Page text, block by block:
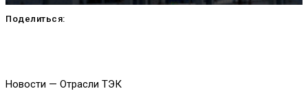
Поделиться:
Новости — Отрасли ТЭК